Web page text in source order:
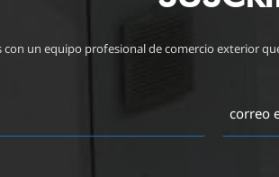
con un equipo profesional de comercio exterior